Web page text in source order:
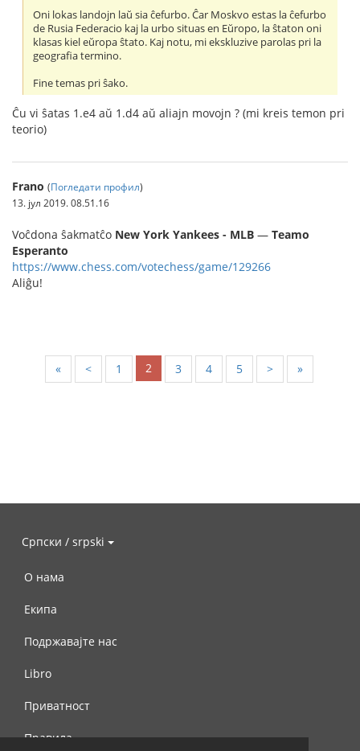
Oni lokas landojn laŭ sia ĉefurbo. Ĉar Moskvo estas la ĉefurbo
de Rusia Federacio kaj la urbo situas en Eŭropo, la ŝtaton oni
klasas kiel eŭropa ŝtato. Kaj notu, mi ekskluzive parolas pri la
geografia termino.
Fine temas pri ŝako.
Ĉu vi ŝatas 1.e4 aŭ 1.d4 aŭ aliajn movojn ? (mi kreis temon pri
teorio)
Frano (Погледати профил)
13. јул 2019. 08.51.16
Voĉdona ŝakmatĉo New York Yankees - MLB — Teamo
Esperanto
https://www.chess.com/votechess/game/129266
Aliĝu!
« < 1 2 3 4 5 > »
Српски / srpski
О нама
Екипа
Подржавајте нас
Libro
Приватност
Правила